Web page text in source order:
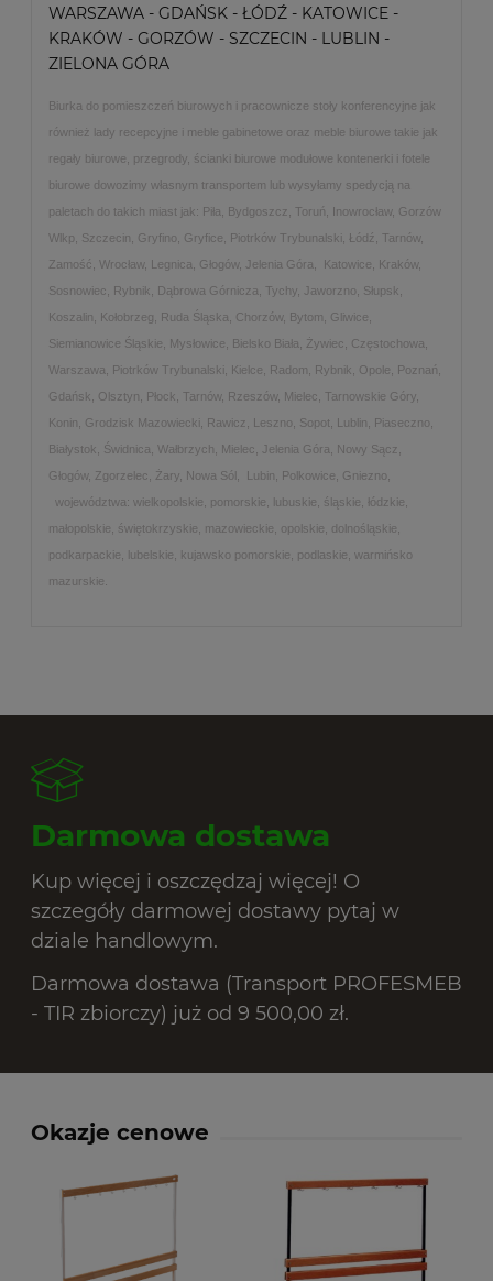
WARSZAWA - GDAŃSK - ŁÓDŹ - KATOWICE -
KRAKÓW - GORZÓW - SZCZECIN - LUBLIN -
ZIELONA GÓRA
Biurka do pomieszczeń biurowych i pracownicze stoły konferencyjne jak
również lady recepcyjne i meble gabinetowe oraz meble biurowe takie jak
regały biurowe, przegrody, ścianki biurowe modułowe kontenerki i fotele
biurowe dowozimy własnym transportem lub wysyłamy spedycją na
paletach do takich miast jak: Piła, Bydgoszcz, Toruń, Inowrocław, Gorzów
Wlkp, Szczecin, Gryfino, Gryfice, Piotrków Trybunalski, Łódź, Tarnów,
Zamość, Wrocław, Legnica, Głogów, Jelenia Góra, Katowice, Kraków,
Sosnowiec, Rybnik, Dąbrowa Górnicza, Tychy, Jaworzno, Słupsk,
Koszalin, Kołobrzeg, Ruda Śląska, Chorzów, Bytom, Gliwice,
Siemianowice Śląskie, Mysłowice, Bielsko Biała, Żywiec, Częstochowa,
Warszawa, Piotrków Trybunalski, Kielce, Radom, Rybnik, Opole, Poznań,
Gdańsk, Olsztyn, Płock, Tarnów, Rzeszów, Mielec, Tarnowskie Góry,
Konin, Grodzisk Mazowiecki, Rawicz, Leszno, Sopot, Lublin, Piaseczno,
Białystok, Świdnica, Wałbrzych, Mielec, Jelenia Góra, Nowy Sącz,
Głogów, Zgorzelec, Żary, Nowa Sól, Lubin, Polkowice, Gniezno,
województwa: wielkopolskie, pomorskie, lubuskie, śląskie, łódzkie,
małopolskie, świętokrzyskie, mazowieckie, opolskie, dolnośląskie,
podkarpackie, lubelskie, kujawsko pomorskie, podlaskie, warmińsko
mazurskie.
Darmowa dostawa
Kup więcej i oszczędzaj więcej! O
szczegóły darmowej dostawy pytaj w
dziale handlowym.
Darmowa dostawa (Transport PROFESMEB
- TIR zbiorczy) już od 9 500,00 zł.
Okazje cenowe